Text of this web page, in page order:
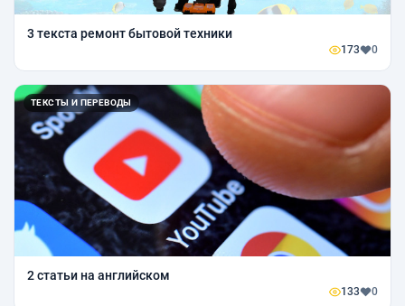
3 текста ремонт бытовой техники
173 0
ТЕКСТЫ И ПЕРЕВОДЫ
2 статьи на английском
133 0